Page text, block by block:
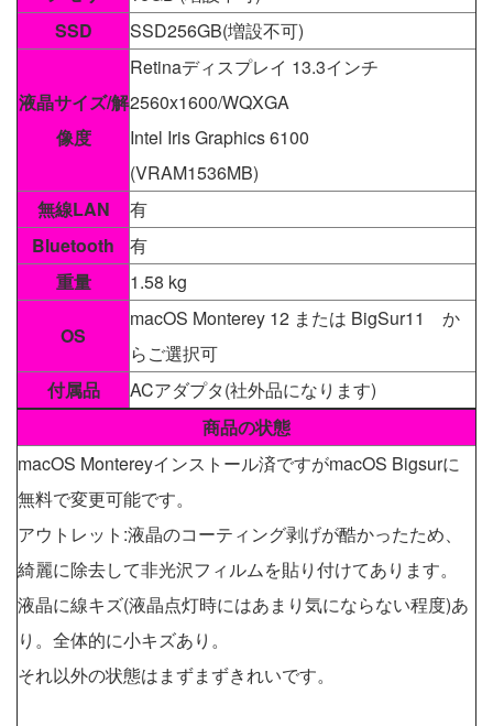
SSD
SSD256GB(増設不可)
液晶サイズ/解
像度
Retinaディスプレイ 13.3インチ
2560x1600/WQXGA
Intel Iris Graphics 6100
(VRAM1536MB)
無線LAN
有
Bluetooth
有
重量
1.58 kg
OS
macOS Monterey 12 または BigSur11 か
らご選択可
付属品
ACアダプタ(社外品になります)
商品の状態
macOS Montereyインストール済ですがmacOS Bigsurに
無料で変更可能です。
アウトレット:液晶のコーティング剥げが酷かったため、
綺麗に除去して非光沢フィルムを貼り付けてあります。
液晶に線キズ(液晶点灯時にはあまり気にならない程度)あ
り。全体的に小キズあり。
それ以外の状態はまずまずきれいです。